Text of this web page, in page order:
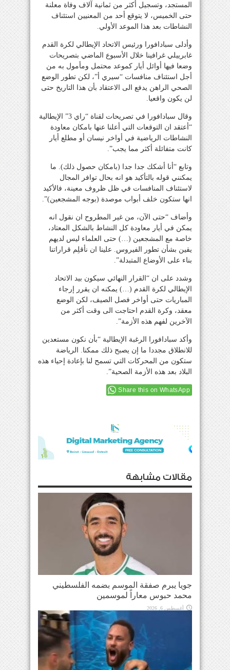
المستجد، وتسجيل أكثر من ثمانية آلاف وفاة معلنة
حتى الخميس، لا يتوقع أحد من المعنيين استئناف
النشاطات بعد هذا الموعد الأولي.
وأدلى سبادافورا ورئيس الاتحاد الإيطالي لكرة القدم
غابرييلي غرافينا خلال الأسبوع الماضي بتصريحات
وضعا فيها أوائل أيار كموعد محتمل ومأمول به من
أجل استئناف منافسات “سيري أ”، لكن تطور الوضع
الصحي الراهن يدفع الى الاعتقاد بأن هذا التاريخ حتى
لن يكون واقعيا.
وقال سبادافورا في تصريحات لقناة “راي 3” الإيطالية
“أعتقد ان التوقعات التي أعلنا عنها بامكان معاودة
النشاطات الرياضية في أواخر نيسان أو مطلع أيار
كانت متفائلة أكثر مما يجب”.
وتابع “أنا أشكك جدا جدا (بامكان حصول ذلك). ما
يمكنني قوله بالتأكيد هو انه بحال توافر المجال
لاستئناف المنافسات في ظل ظروف معينة، فالأكيد
انها ستكون خلف أبواب موصدة (بوجه المشجعين)”.
وأضاف “حتى الآن، من غير المطروح ان نقول انه
يمكن في أيار معاودة كل النشاط بالشكل المعتاد،
خاصة مع المشجعين (…) حتى العلماء ليس لديهم
يقين بشأن تطور الفيروس. علينا ان نأقلِم قراراتنا
بناء على الأوضاع المتبدلة”.
وشدد على ان “القرار النهائي سيكون بيد الاتحاد
الإيطالي لكرة القدم (…) يمكنه ان يقرر إرجاء
المباريات حتى أواخر فصل الصيف، لكن الوضع
معقد، وكرة القدم احتاجت الى وقت أكثر من
الآخرين لفهم هذه الأزمة”.
وأكد سبادافورا الرغبة الإيطالية “بأن نكون مستعدين
للانطلاق مجددا ما إن يصبح ذلك ممكنا. الرياضة
ستكون من المحركات التي تسمح لنا بإعادة إحياء هذه
البلاد بعد هذه الأزمة الصحية”.
Share this on WhatsApp
مقالات مشابهة
جويا يبرم صفقة الموسم بضمه الفلسطيني
محمد حبوس معاراً لموسمين
أغسطس 6, 2026